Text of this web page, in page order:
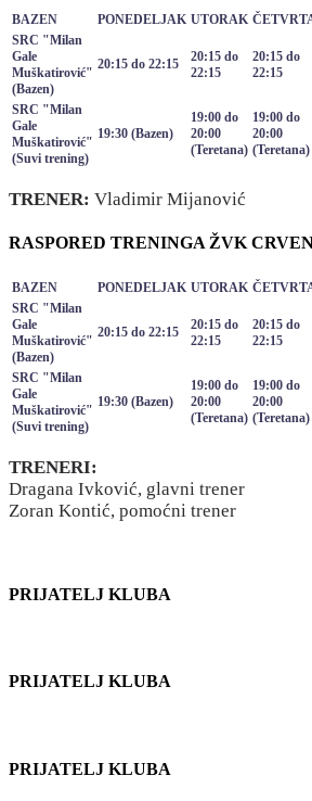
BAZEN PONEDELJAK UTORAK
SRC "Milan
Gale
Muškatirović"
(Bazen)
20:15 do 22:15
20:15 do
22:15
20:15 do
22:15
SRC "Milan
Gale
Muškatirović"
(Suvi trening)
19:30 (Bazen)
19:00 do
20:00
(Teretana)
19:00 do
20:00
(Teretana)
TRENER: Vladimir Mijanović
RASPORED TRENINGA ŽVK
BAZEN PONEDELJAK UTORAK
SRC "Milan
Gale
Muškatirović"
(Bazen)
20:15 do 22:15
20:15 do
22:15
20:15 do
22:15
SRC "Milan
Gale
Muškatirović"
(Suvi trening)
19:30 (Bazen)
19:00 do
20:00
(Teretana)
19:00 do
20:00
(Teretana)
TRENERI:
Dragana Ivković, glavni trener
Zoran Kontić, pomoćni trener
PRIJATELJ KLUBA
PRIJATELJ KLUBA
PRIJATELJ KLUBA